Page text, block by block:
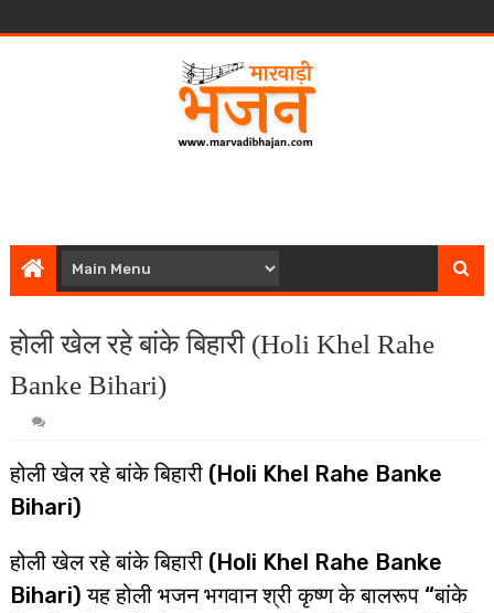
होली खेल रहे बांके बिहारी (Holi Khel Rahe
Banke Bihari)
होली खेल रहे बांके बिहारी (Holi Khel Rahe Banke
Bihari)
होली खेल रहे बांके बिहारी (Holi Khel Rahe Banke
Bihari) यह होली भजन भगवान श्री कृष्ण के बालरूप “बांके